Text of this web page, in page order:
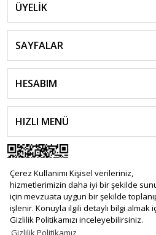
Çerez Kullanımı Kişisel verileriniz,
hizmetlerimizin daha iyi bir şekilde
için mevzuata uygun bir şekilde
işlenir. Konuyla ilgili detaylı bilgi almak
Gizlilik Politikamızı inceleyebilirsiniz.
ÜYELİK
SAYFALAR
HESABIM
HIZLI MENÜ